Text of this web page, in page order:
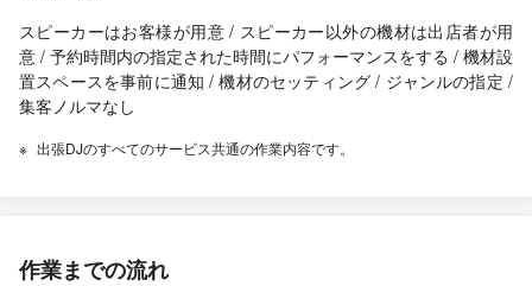
スピーカーはお客様が用意 / スピーカー以外の機材は出店者が用
意 / 予約時間内の指定された時間にパフォーマンスをする / 機材設
置スペースを事前に通知 / 機材のセッティング / ジャンルの指定 /
集客ノルマなし
出張DJのすべてのサービス共通の作業内容です。
作業までの流れ